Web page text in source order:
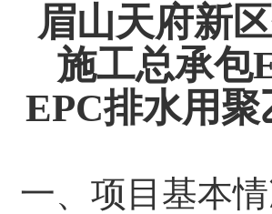
眉山天府新
施工总承包
EPC排水用
一、项目基本